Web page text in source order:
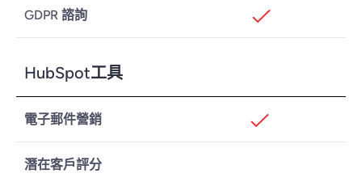
GDPR 諮詢
HubSpot工具
電子郵件營銷
潛在客戶評分